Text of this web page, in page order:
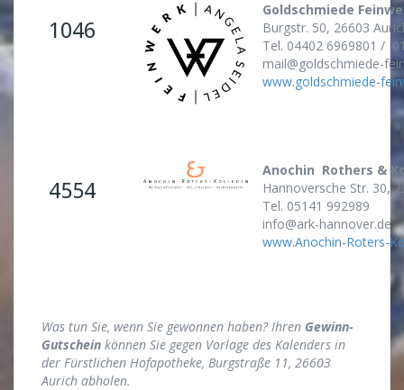
1046
Goldschmiede
Burgstr. 50, 26603
Tel. 04402 6969801 /
mail@goldschmiede-
www.goldschmiede-
4554
Anochin Rothers &
Hannoversche Str. 30,
Tel. 05141 992989
info@ark-hannover.de
www.Anochin-Roters-
Was tun Sie, wenn Sie gewonnen haben? Ihren Gewinn-
Gutschein können Sie gegen Vorlage des Kalenders in
der Fürstlichen Hofapotheke, Burgstraße 11, 26603
Aurich abholen.